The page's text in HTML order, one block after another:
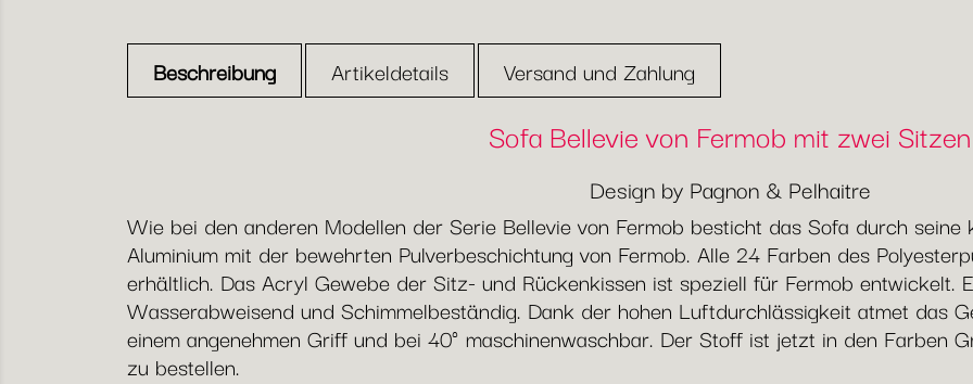
Beschreibung Artikeldetails Versand und Zahlung
Sofa Bellevie von Fermob mit zwei Sitzen
Design by Pagnon & Pelhaitre
Wie bei den anderen Modellen der Serie Bellevie von Fermob besticht das Sofa durch seine
Aluminium mit der bewehrten Pulverbeschichtung von Fermob. Alle 24 Farben des
erhältlich. Das Acryl Gewebe der Sitz- und Rückenkissen ist speziell für Fermob entwickelt.
Wasserabweisend und Schimmelbeständig. Dank der hohen Luftdurchlässigkeit atmet das
einem angenehmen Griff und bei 40° maschinenwaschbar. Der Stoff ist jetzt in den Farben
zu bestellen.